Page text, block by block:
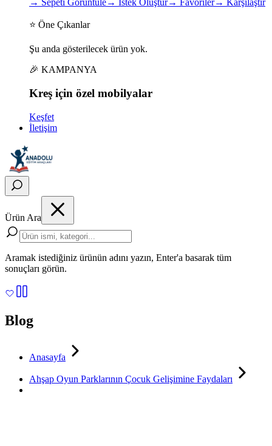
→ Sepeti Görüntüle→ İstek Oluştur→ Favoriler→ Karşılaştır
⭐ Öne Çıkanlar
Şu anda gösterilecek ürün yok.
🎉 KAMPANYA
Kreş için özel mobilyalar
Keşfet
İletişim
Ürün Ara
Aramak istediğiniz ürünün adını yazın, Enter'a basarak tüm
sonuçları görün.
Blog
Anasayfa
Ahşap Oyun Parklarının Çocuk Gelişimine Faydaları